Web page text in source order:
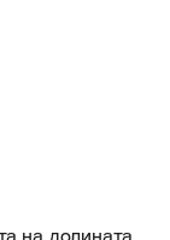
на долината,